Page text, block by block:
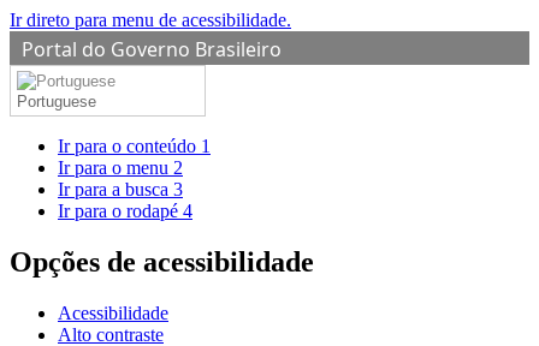
Ir direto para menu de acessibilidade.
Portal do Governo Brasileiro
Portuguese
Ir para o conteúdo 1
Ir para o menu 2
Ir para a busca 3
Ir para o rodapé 4
Opções de acessibilidade
Acessibilidade
Alto contraste